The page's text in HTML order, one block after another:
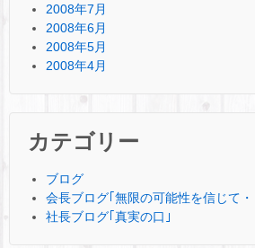
2008年7月
2008年6月
2008年5月
2008年4月
カテゴリー
ブログ
会長ブログ｢無限の可能性を信じて・
社長ブログ｢真実の口｣